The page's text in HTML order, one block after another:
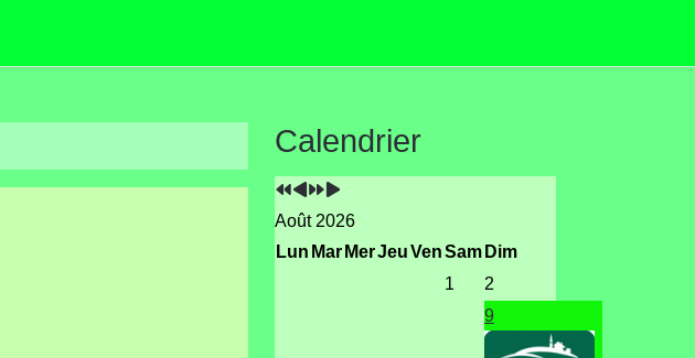
Calendrier
Année
précédente
Mois
précédent
Année
suivante
suivant
Août 2026
Lun Mar MerJeuVenSam Dim
1
2
9